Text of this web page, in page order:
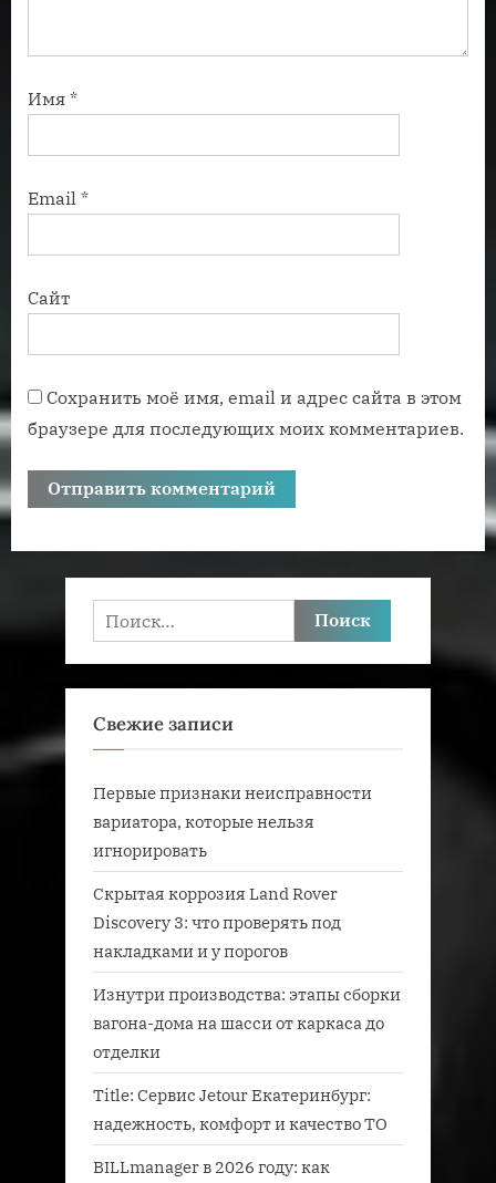
Имя *
Email *
Сайт
Сохранить моё имя, email и адрес сайта в этом
браузере для последующих моих комментариев.
Найти:
Свежие записи
Первые признаки неисправности
вариатора, которые нельзя
игнорировать
Скрытая коррозия Land Rover
Discovery 3: что проверять под
накладками и у порогов
Изнутри производства: этапы сборки
вагона-дома на шасси от каркаса до
отделки
Title: Сервис Jetour Екатеринбург:
надежность, комфорт и качество ТО
BILLmanager в 2026 году: как